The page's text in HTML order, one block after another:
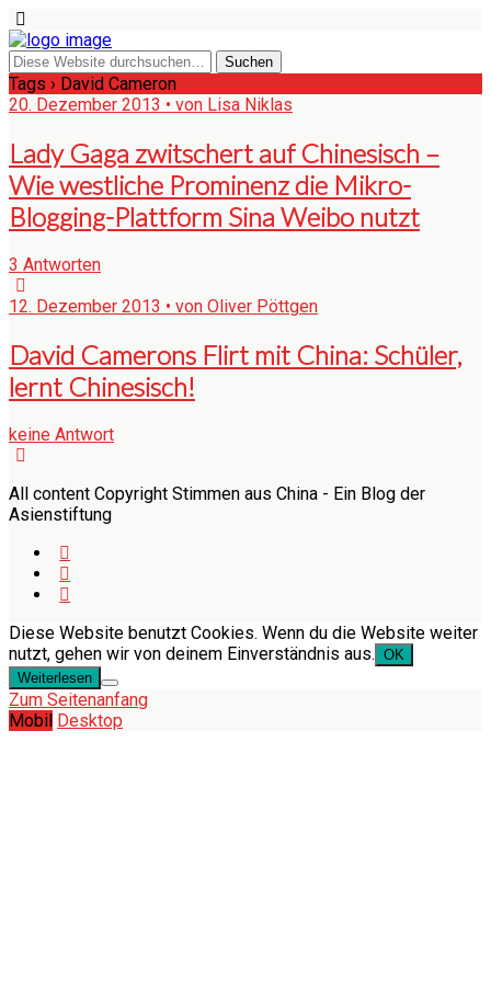
Tags › David Cameron
20. Dezember 2013 • von Lisa Niklas
Lady Gaga zwitschert auf Chinesisch –
Wie westliche Prominenz die Mikro-
Blogging-Plattform Sina Weibo nutzt
3 Antworten
12. Dezember 2013 • von Oliver Pöttgen
David Camerons Flirt mit China: Schüler,
lernt Chinesisch!
keine Antwort
All content Copyright Stimmen aus China - Ein Blog der
Asienstiftung
Diese Website benutzt Cookies. Wenn du die Website weiter
nutzt, gehen wir von deinem Einverständnis aus. OK
Weiterlesen
Zum Seitenanfang
Mobil Desktop